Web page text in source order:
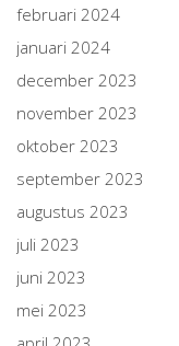
februari 2024
januari 2024
december 2023
november 2023
oktober 2023
september 2023
augustus 2023
juli 2023
juni 2023
mei 2023